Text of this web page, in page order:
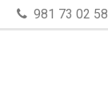
981 73 02 58